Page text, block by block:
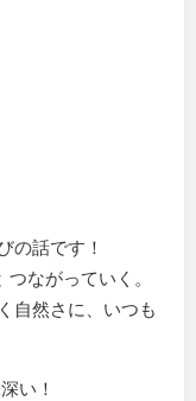
の話です！
ながっていく。
自然さに、いつも
い！